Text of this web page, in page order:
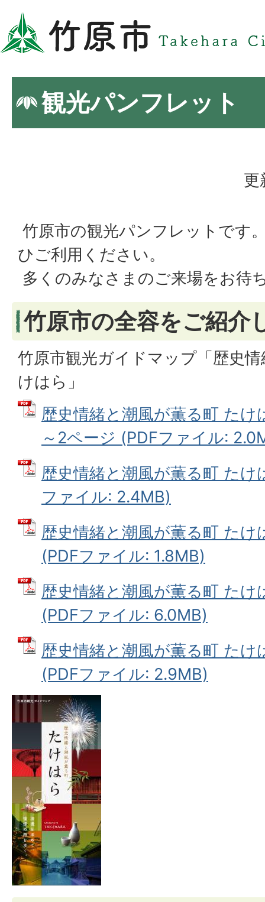
観光パンフレット
更
竹原市の観光パンフレットです
ひご利用ください。
多くのみなさまのご来場をお待
竹原市の全容をご紹介
竹原市観光ガイドマップ「歴史
けはら」
歴史情緒と潮風が薫る町 たけ
～2ページ (PDFファイル:
歴史情緒と潮風が薫る町 た
ファイル: 2.4MB)
歴史情緒と潮風が薫る町 たけ
(PDFファイル: 1.8MB)
歴史情緒と潮風が薫る町 たけ
(PDFファイル: 6.0MB)
歴史情緒と潮風が薫る町 たけ
(PDFファイル: 2.9MB)